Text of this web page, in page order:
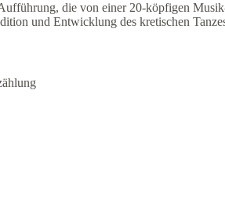
die von einer 20-köpfigen
und Entwicklung des kretischen